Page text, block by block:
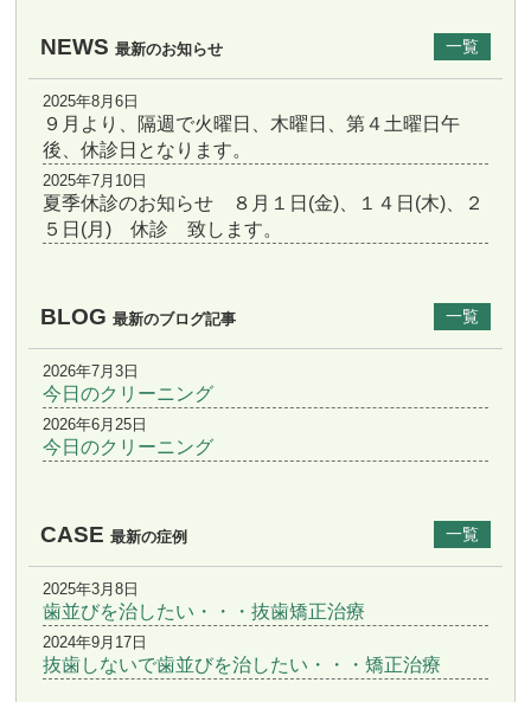
NEWS 最新のお知らせ 一覧
2025年8月6日
９月より、隔週で火曜日、木曜日、第４土曜日午
後、休診日となります。
2025年7月10日
夏季休診のお知らせ ８月１日(金)、１４日(木)、２
５日(月) 休診 致します。
BLOG 最新のブログ記事 一覧
2026年7月3日
今日のクリーニング
2026年6月25日
今日のクリーニング
CASE 最新の症例 一覧
2025年3月8日
歯並びを治したい・・・抜歯矯正治療
2024年9月17日
抜歯しないで歯並びを治したい・・・矯正治療